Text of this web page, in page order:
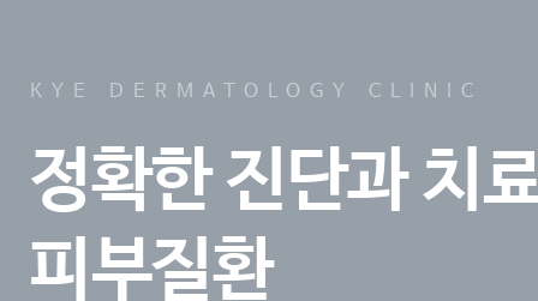
KYE DERMATOLOGY CLINIC
정확한 진단과 치
피부질환